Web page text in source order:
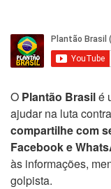
O Plantão Brasilé
ajudar na luta
compartilhe com
Facebook e
às informações,
golpista.